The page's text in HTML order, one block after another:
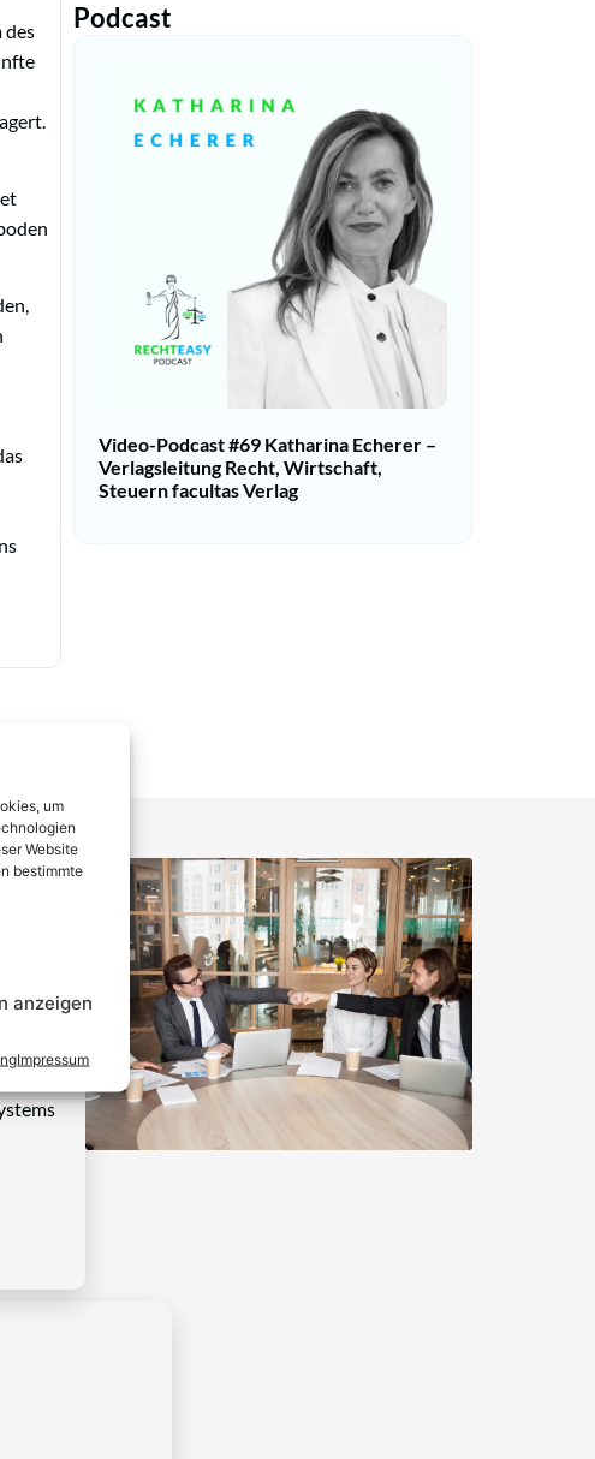
um
Website
bestimmte
anzeigen
Impressum
des
Podcast
Video-Podcast #69 Katharina Echerer –
Verlagsleitung Recht, Wirtschaft,
Steuern facultas Verlag